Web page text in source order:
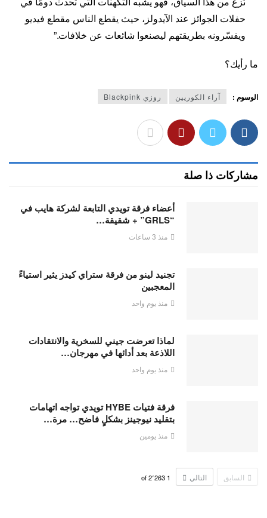
حفلات الجوائز عند الآيدولز، حيث يقطع الناس مقطع فيديو
ويفسّرونه بطريقتهم ليصنعوا شائعات عن خلافات.”
ما رأيك؟
الوسوم : آراء الكوريين روزي Blackpink
مشاركات ذا صلة
أعضاء فرقة تويدي التابعة لشركة هايب في
“GRLS” + شقيقة…
منذ 3 ساعات
تجنيد لينو من فرقة ستراي كيدز يثير استياءً
المعجبين
منذ يوم واحد
لماذا تعرضت جيني للسخرية والانتقادات
اللاذعة بعد أدائها في مهرجان…
منذ يوم واحد
فرقة فتيات HYBE تويدي تواجه اتهامات
بتقليد نيوجينز بشكلٍ فاضح… مرة…
منذ يومين
السابق التالي 1 2٬263